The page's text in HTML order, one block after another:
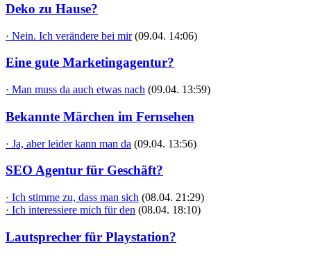
Deko zu Hause?
· Nein. Ich verändere bei mir (09.04. 14:06)
Eine gute Marketingagentur?
· Man muss da auch etwas nach (09.04. 13:59)
Bekannte Märchen im Fernsehen
· Ja, aber leider kann man da (09.04. 13:56)
SEO Agentur für Geschäft?
· Ich stimme zu, dass man sich (08.04. 21:29)
· Ich interessiere mich für den (08.04. 18:10)
Lautsprecher für Playstation?